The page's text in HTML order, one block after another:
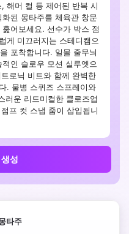
해머 컬 등 제어된 반복 시
된 몽타주를 체육관 창문
어보세요. 선수가 박스 점
게 미끄러지는 스테디캠으
포착합니다. 일몰 줄무늬
인 슬로우 모션 실루엣으
로닉 비트와 함께 완벽한
. 물병 스퀴즈 스프레이와
러운 리드미컬한 클로즈업
프 컷 스냅 줌이 삽입됩니
성
타주